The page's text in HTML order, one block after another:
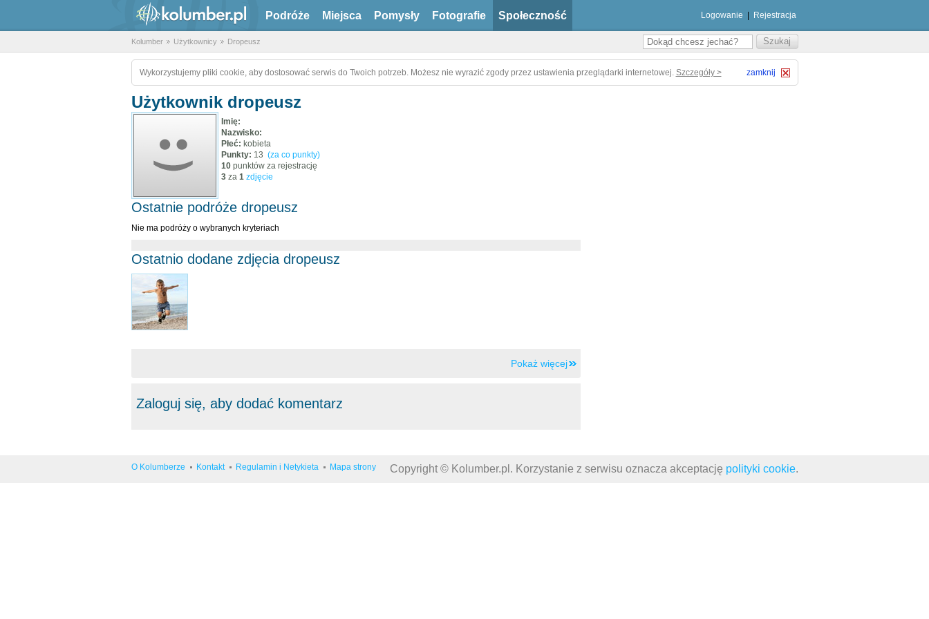
Podróże Miejsca Pomysły Fotografie Społeczność Logowanie Rejestracja
Kolumber Użytkownicy Dropeusz
Wykorzystujemy pliki cookie, aby dostosować serwis do Twoich potrzeb. Możesz nie wyrazić zgody przez ustawienia przeglądarki internetowej. Szczegóły > zamknij
Użytkownik dropeusz
Imię:
Nazwisko:
Płeć: kobieta
Punkty: 13 (za co punkty)
10punktów za rejestrację
3za 1 zdjęcie
Ostatnie podróże dropeusz
Nie ma podróży o wybranych kryteriach
Ostatnio dodane zdjęcia dropeusz
Pokaż więcej
Zaloguj się, aby dodać komentarz
O Kolumberze Kontakt Regulamin i Netykieta Mapa strony Copyright © Kolumber.pl. Korzystanie z serwisu oznacza akceptację polityki cookie.